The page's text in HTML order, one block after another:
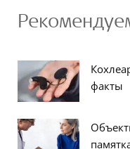
факты